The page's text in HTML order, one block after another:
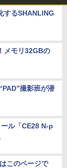
するSHANLING
メモリ32GBの
撮影班が潜
ル「CE28 N-p
このページで